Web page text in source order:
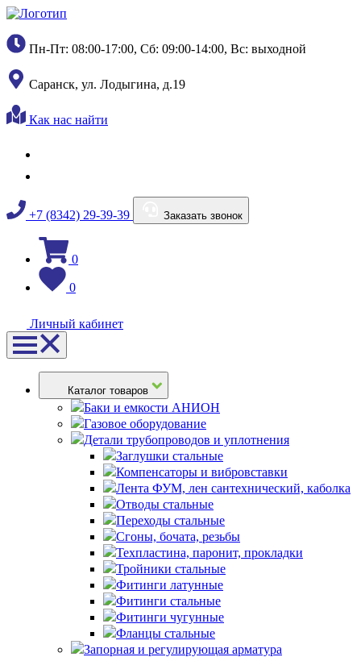
Пн-Пт: 08:00-17:00, Сб: 09:00-14:00, Вс: выходной
Саранск, ул. Лодыгина, д.19
Как нас найти
+7 (8342) 29-39-39 Заказать звонок
0
0
Личный кабинет
Каталог товаров
Баки и емкости АНИОН
Газовое оборудование
Детали трубопроводов и уплотнения
Заглушки стальные
Компенсаторы и вибровставки
Лента ФУМ, лен сантехнический, каболка
Отводы стальные
Переходы стальные
Сгоны, бочата, резьбы
Техпластина, паронит, прокладки
Тройники стальные
Фитинги латунные
Фитинги стальные
Фитинги чугунные
Фланцы стальные
Запорная и регулирующая арматура